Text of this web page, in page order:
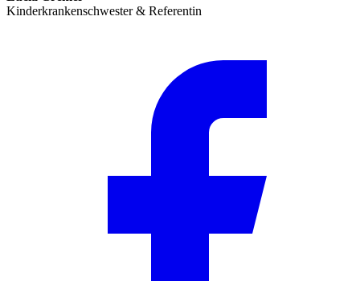
Kinderkrankenschwester & Referentin